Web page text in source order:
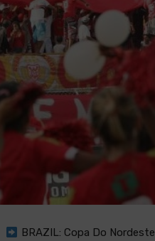
BRAZIL: Copa Do Nordeste